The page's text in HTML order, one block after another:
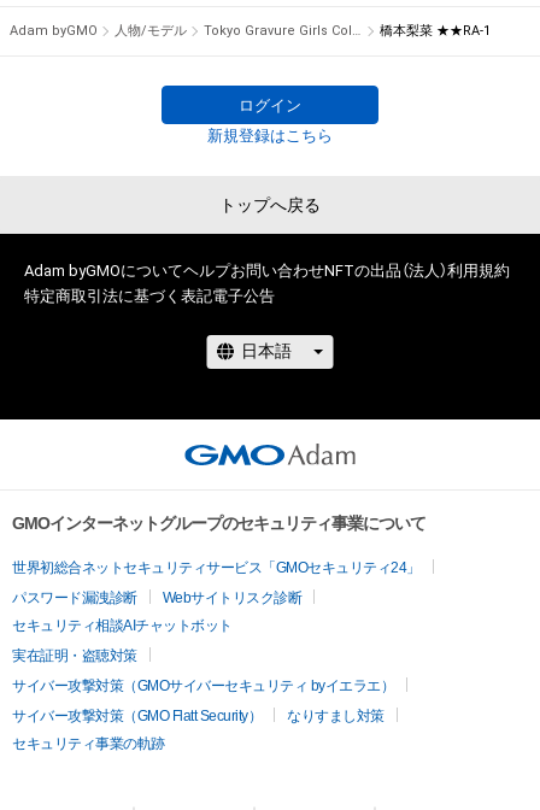
Adam byGMO 人物/モデル Tokyo Gravure Girls Collections 橋本梨菜 ★★RA-1
ログイン
新規登録はこちら
トップへ戻る
Adam byGMOについてヘルプお問い合わせNFTの出品（法人）利用規約
特定商取引法に基づく表記電子公告
GMOインターネットグループのセキュリティ事業について
世界初総合ネットセキュリティサービス「GMOセキュリティ24」
パスワード漏洩診断
Webサイトリスク診断
セキュリティ相談AIチャットボット
実在証明・盗聴対策
サイバー攻撃対策（GMOサイバーセキュリティ byイエラエ）
サイバー攻撃対策（GMO Flatt Security）
なりすまし対策
セキュリティ事業の軌跡